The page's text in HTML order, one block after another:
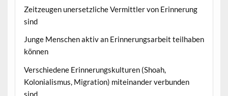
Zeitzeugen unersetzliche Vermittler von Erinnerung
sind
Junge Menschen aktiv an Erinnerungsarbeit teilhaben
können
Verschiedene Erinnerungskulturen (Shoah,
Kolonialismus, Migration) miteinander verbunden
sind